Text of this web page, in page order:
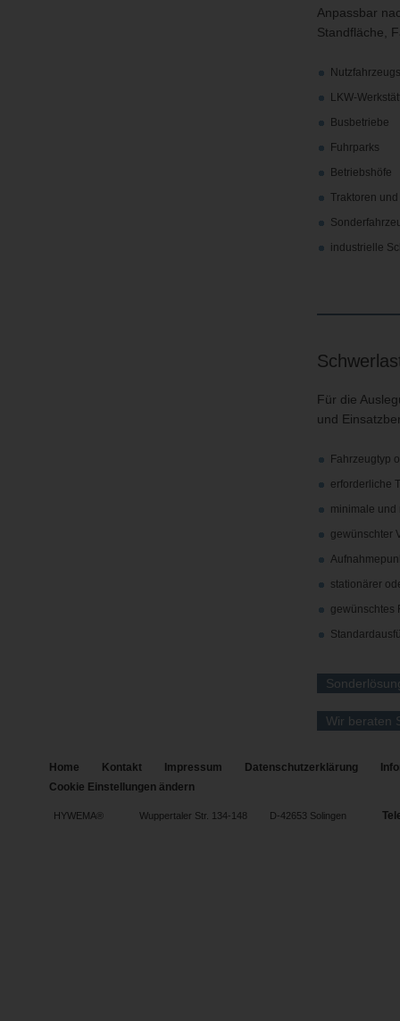
Anpassbar
Standfläche,
LKW-
Busbetriebe
Fuhrparks
Betriebshöfe
Traktoren
industrielle
Für die
und
Fahrzeugtyp
erforderliche
minimale und
gewünschter
stationärer
gewünschtes
Wir beraten
Home Kontakt Impressum Datenschutzerklärung
Cookie Einstellungen ändern
HYWEMA® Wuppertaler Str. 134-148 D-42653 Solingen